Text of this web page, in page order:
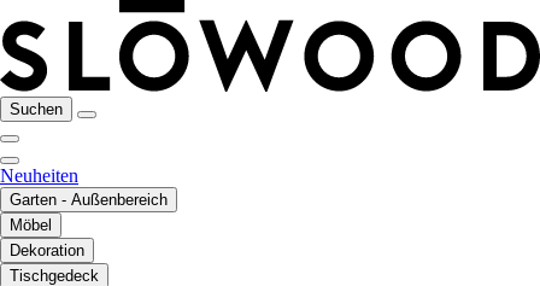
Suchen
Neuheiten
Garten - Außenbereich
Möbel
Dekoration
Tischgedeck